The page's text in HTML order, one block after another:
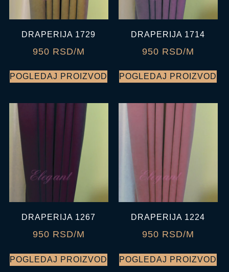
DRAPERIJA 1729
950 RSD/M
POGLEDAJ PROIZVOD
DRAPERIJA 1714
950 RSD/M
POGLEDAJ PROIZVOD
DRAPERIJA 1267
950 RSD/M
POGLEDAJ PROIZVOD
DRAPERIJA 1224
950 RSD/M
POGLEDAJ PROIZVOD